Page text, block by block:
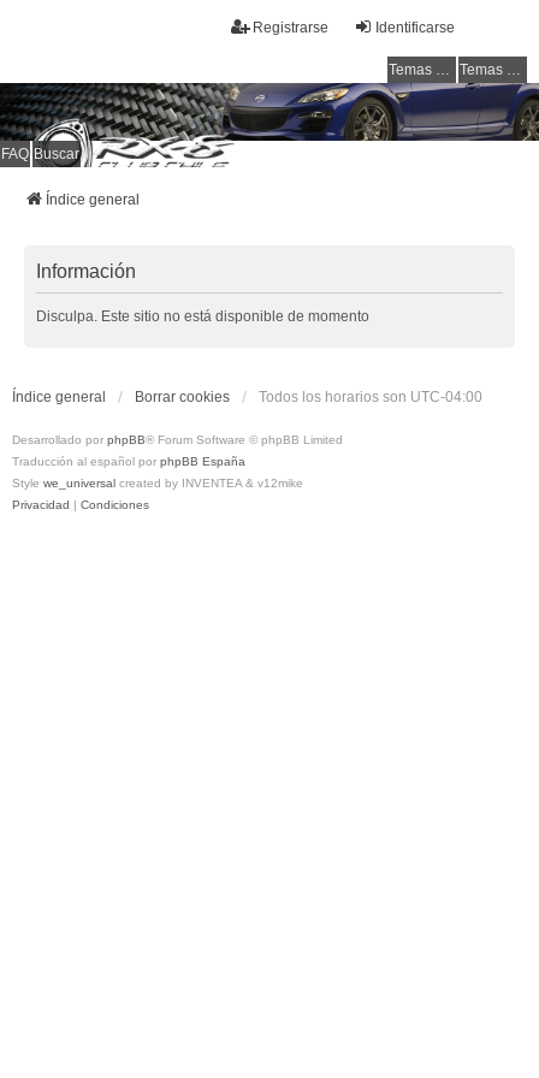
Identificarse
Registrarse
Temas sin respuesta Temas activos
Welcome to all rotarys !!!
FAQ Buscar
Índice general
Información
Disculpa. Este sitio no está disponible de momento
Índice general Borrar cookies Todos los horarios son UTC-04:00
Desarrollado por phpBB® Forum Software © phpBB Limited
Traducción al español por phpBB España
Style we_universal created by INVENTEA & v12mike
Privacidad | Condiciones